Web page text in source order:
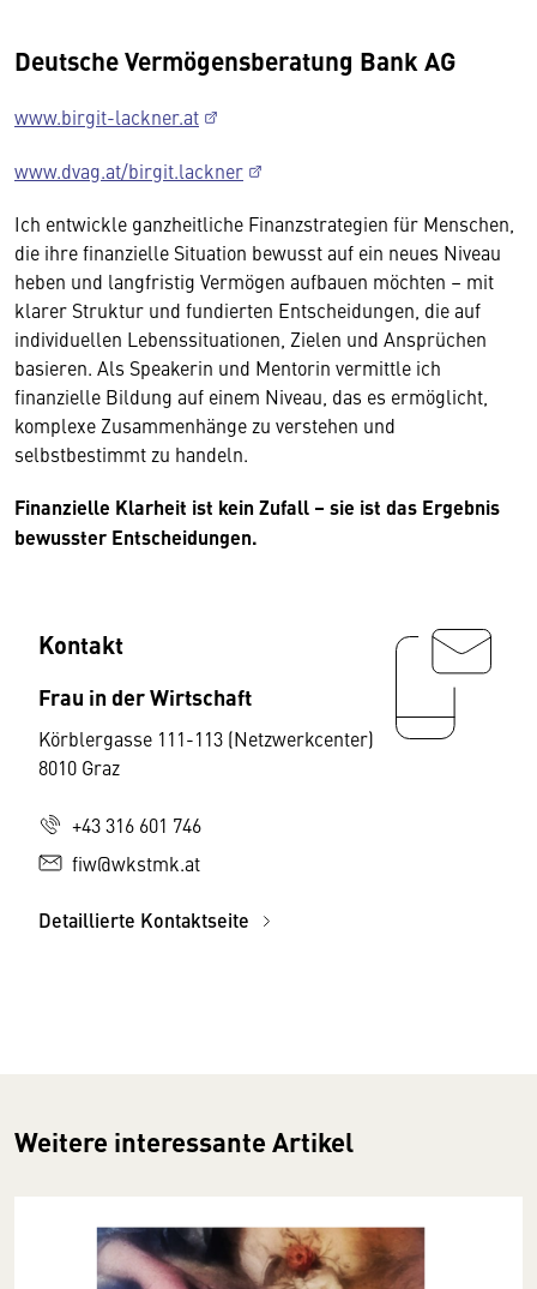
Deutsche Vermögensberatung Bank AG
www.birgit-lackner.at
www.dvag.at/birgit.lackner
Ich entwickle ganzheitliche Finanzstrategien für Menschen,
die ihre finanzielle Situation bewusst auf ein neues Niveau
heben und langfristig Vermögen aufbauen möchten – mit
klarer Struktur und fundierten Entscheidungen, die auf
individuellen Lebenssituationen, Zielen und Ansprüchen
basieren. Als Speakerin und Mentorin vermittle ich
finanzielle Bildung auf einem Niveau, das es ermöglicht,
komplexe Zusammenhänge zu verstehen und
selbstbestimmt zu handeln.
Finanzielle Klarheit ist kein Zufall – sie ist das Ergebnis
bewusster Entscheidungen.
Kontakt
Frau in der Wirtschaft
Körblergasse 111-113 (Netzwerkcenter)
8010 Graz
+43 316 601 746
fiw@wkstmk.at
Detaillierte Kontaktseite
Weitere interessante Artikel